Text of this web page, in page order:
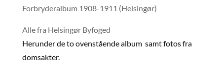
Forbryderalbum 1908-1911 (Helsingør)
Alle fra Helsingør Byfoged
Herunder de to ovenstående album samt fotos fra
domsakter.